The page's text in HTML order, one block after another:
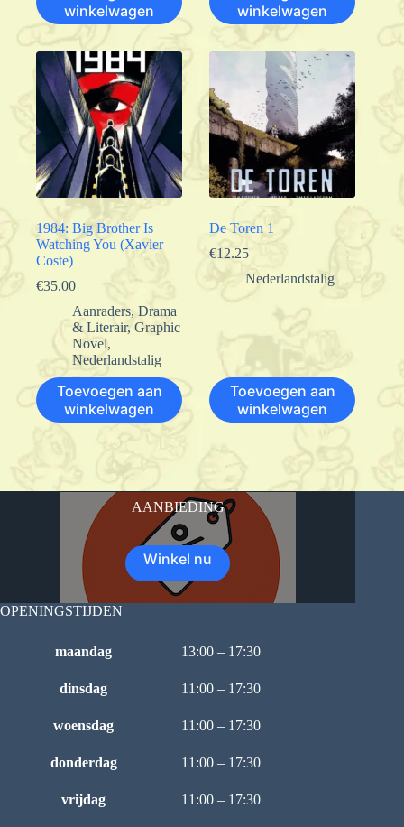
winkelwagen
winkelwagen
1984: Big Brother Is
Watching You (Xavier
Coste)
€35.00
Aanraders, Drama
& Literair, Graphic
Novel,
Nederlandstalig
Toevoegen aan
winkelwagen
De Toren 1
€12.25
Nederlandstalig
Toevoegen aan
winkelwagen
AANBIEDING
Winkel nu
OPENINGSTIJDEN
maandag 13:00 – 17:30
dinsdag 11:00 – 17:30
woensdag 11:00 – 17:30
donderdag 11:00 – 17:30
vrijdag 11:00 – 17:30